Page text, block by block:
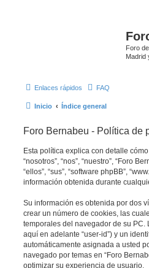
Foro
Madrid
Enlaces rápidos FAQ
Inicio Índice general
Foro Bernabeu - Política de
Esta política explica con detalle
“nosotros”, “nos”, “nuestro”, “Foro
“ellos”, “sus”, “software phpBB”,
información obtenida durante
Su información es obtenida por dos
crear un número de cookies, las
temporales del navegador de su
aquí en adelante “user-id”) y un
automáticamente asignada a usted
navegado por temas en “Foro
optimizar su experiencia de usuario.